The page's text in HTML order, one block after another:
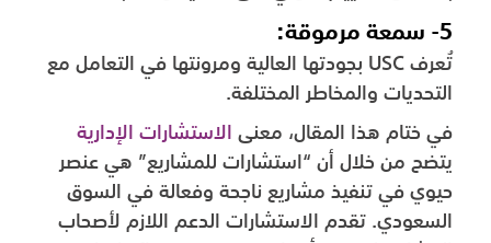
5- سمعة مرموقة:
تُعرف USC بجودتها العالية ومرونتها في التعامل مع
التحديات والمخاطر المختلفة.
في ختام هذا المقال، معنى
الاستشارات الإدارية
يتضح من خلال أن “استشارات للمشاريع” هي عنصر
حيوي في تنفيذ مشاريع ناجحة وفعالة في السوق
السعودي. تقدم الاستشارات الدعم اللازم لأصحاب